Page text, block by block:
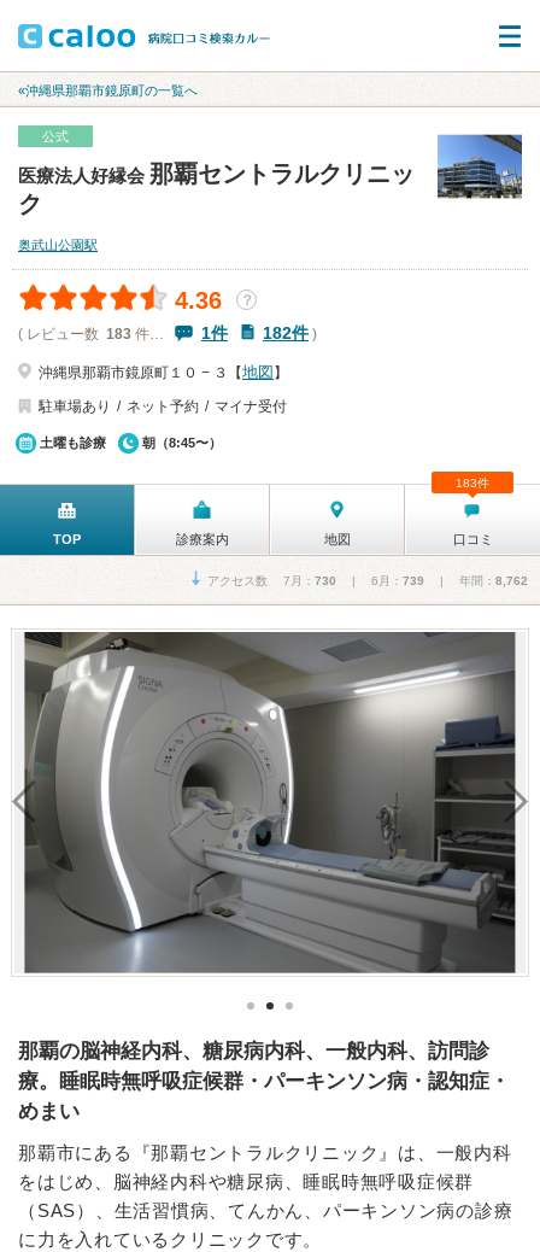
«沖縄県那覇市鏡原町の一覧へ
公式
医療法人好縁会 那覇セントラルクリニッ
ク
奥武山公園駅
4.36
？
( レビュー数 183 件… 1件 182件)
沖縄県那覇市鏡原町１０ − ３【地図 】
駐車場あり
ネット予約 マイナ受付
土曜も診療 朝（8:45〜）
TOP 診療案内 地図 口コミ
183件
アクセス数 7月： 730 | 6月： 739| 年間： 8,762
那覇の脳神経内科、糖尿病内科、一般内科、訪問診
療。睡眠時無呼吸症候群・パーキンソン病・認知症・
めまい
那覇市にある『那覇セントラルクリニック』は、一般内科
をはじめ、脳神経内科や糖尿病、睡眠時無呼吸症候群
（SAS）、生活習慣病、てんかん、パーキンソン病の診療
に力を入れているクリニックです。